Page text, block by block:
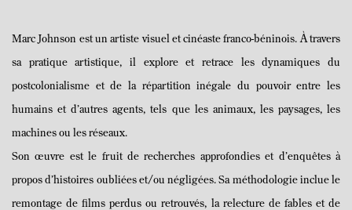
Marc Johnson est un artiste visuel et cinéaste franco-béninois. À travers
sa pratique artistique, il explore et retrace les dynamiques du
postcolonialisme et de la répartition inégale du pouvoir entre les
humains et d’autres agents, tels que les animaux, les paysages, les
machines ou les réseaux.
Son œuvre est le fruit de recherches approfondies et d’enquêtes à
propos d’histoires oubliées et/ou négligées. Sa méthodologie inclue le
remontage de films perdus ou retrouvés, la relecture de fables et de